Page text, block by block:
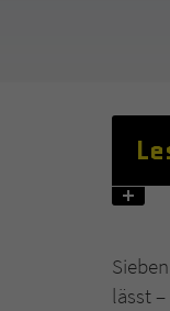
lässt